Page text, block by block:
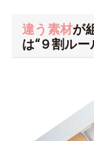
違う素材が
は“９割ルー